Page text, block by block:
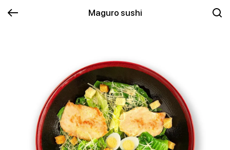
Maguro sushi